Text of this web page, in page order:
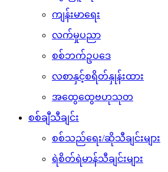
ကျန်းမာရေး
လက်မှုပညာ
စစ်ဘက်ဥပဒေ
လစာနှင့်စရိတ်နှုန်းထား
အထွေထွေဗဟုသုတ
စစ်ချီသီချင်း
စစ်သည်ရေး/ဆိုသီချင်းများ
ရဲစိတ်ရဲမာန်သီချင်းများ